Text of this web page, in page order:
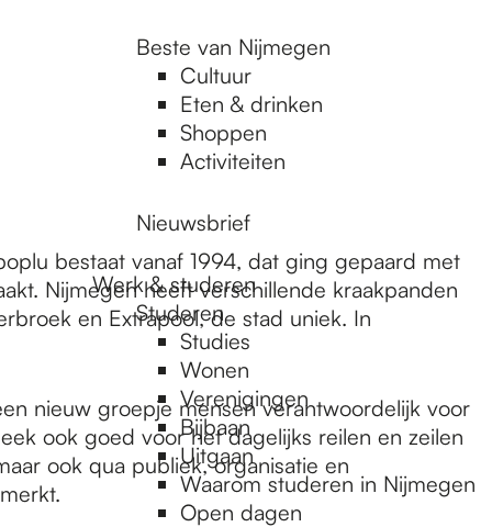
Beste van Nijmegen
Cultuur
Eten & drinken
Shoppen
Activiteiten
Nieuwsbrief
Werk & studeren
Studeren
Studies
Wonen
Verenigingen
Bijbaan
Uitgaan
Waarom studeren in Nijmegen
Open dagen
bestaat vanaf 1994, dat ging gepaard met
Nijmegen heeft verschillende kraakpanden
en Extrapool, de stad uniek. In
nieuw groepje mensen verantwoordelijk voor
ook goed voor het dagelijks reilen en zeilen
ook qua publiek, organisatie en